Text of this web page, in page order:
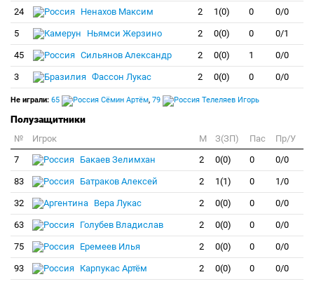
24 Ненахов Максим 2 1(0) 0 0/0
5 Ньямси Жерзино 2 0(0) 0 0/1
45 Сильянов Александр 2 0(0) 1 0/0
3 Фассон Лукас 2 0(0) 0 0/0
Не играли: 65 Сёмин Артём, 79 Телеляев Игорь
Полузащитники
№ Игрок M З(ЗП) Пас
Пр/У
7
Бакаев Зелимхан 2 0(0) 0 0/0
83 Батраков Алексей 2 1(1) 0 1/0
32 Вера Лукас 2 0(0) 0 0/0
63 Голубев Владислав 2 0(0) 0 0/0
75 Еремеев Илья 2 0(0) 0 0/0
93 Карпукас Артём 2 0(0) 0 0/0